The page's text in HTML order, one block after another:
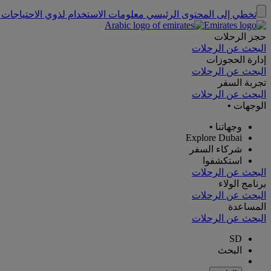
تخطي إلى المحتوى الرئيسي معلومات الاستخدام لذوي
حجز الرحلات
البحث عن الرحلات
إدارة الحجوزات
البحث عن الرحلات
تجربة السفر
البحث عن الرحلات
الوجهات •
وجهاتنا •
Explore Dubai
شركاء السفر
استكشفوا
البحث عن الرحلات
برنامج الولاء
البحث عن الرحلات
المساعدة
البحث عن الرحلات
SD
البحث